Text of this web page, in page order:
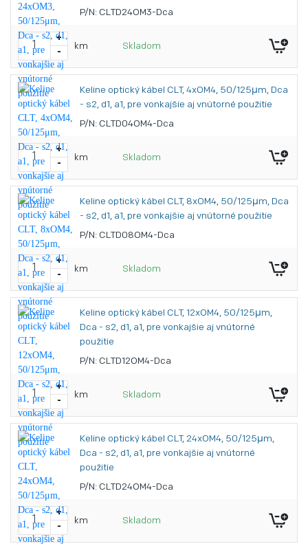
P/N: CLTD24OM3-Dca
+
-
km Skladom
Keline optický kábel CLT, 4xOM4, 50/125μm, Dca
- s2, d1, a1, pre vonkajšie aj vnútorné použitie
P/N: CLTD04OM4-Dca
+
-
km Skladom
Keline optický kábel CLT, 8xOM4, 50/125μm, Dca
- s2, d1, a1, pre vonkajšie aj vnútorné použitie
P/N: CLTD08OM4-Dca
+
-
km Skladom
Keline optický kábel CLT, 12xOM4, 50/125μm,
Dca - s2, d1, a1, pre vonkajšie aj vnútorné
použitie
P/N: CLTD12OM4-Dca
+
-
km Skladom
Keline optický kábel CLT, 24xOM4, 50/125μm,
Dca - s2, d1, a1, pre vonkajšie aj vnútorné
použitie
P/N: CLTD24OM4-Dca
+
-
km Skladom